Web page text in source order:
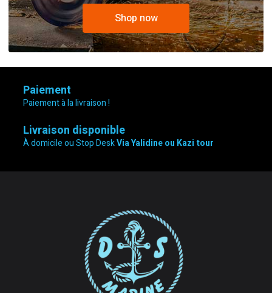
Shop now
Paiement
Paiement à la livraison !
Livraison disponible
À domicile ou Stop DeskVia Yalidine ou Kazi tour